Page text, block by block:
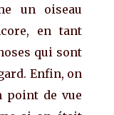
un oiseau
en tant
qui sont
Enfin, on
point de vue